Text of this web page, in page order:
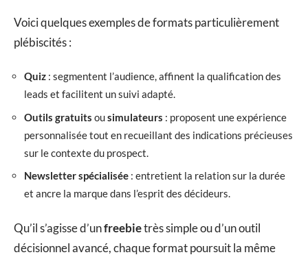
Voici quelques exemples de formats particulièrement
plébiscités :
Quiz : segmentent l’audience, affinent la qualification des
leads et facilitent un suivi adapté.
Outils gratuits ousimulateurs : proposent une expérience
personnalisée tout en recueillant des indications précieuses
sur le contexte du prospect.
Newsletter spécialisée : entretient la relation sur la durée
et ancre la marque dans l’esprit des décideurs.
Qu’il s’agisse d’unfreebietrès simple ou d’un outil
décisionnel avancé, chaque format poursuit la même